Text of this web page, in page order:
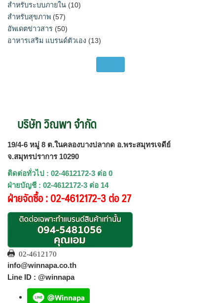
สำหรับระบบภายใน (10)
สำหรับสุขภาพ (57)
อัพเดตข่าวสาร (50)
อาหารเสริม แบรนด์ตัวเอง (13)
บริษัท วิณพา จำกัด
19/4-6 หมู่ 8 ต.ในคลองบางปลากด อ.พระสมุทรเจดีย์
จ.สมุทรปราการ 10290
ติดต่อทั่วไป : 02-4612172-3 ต่อ 0
ฝ่ายบัญชี : 02-4612172-3 ต่อ 14
ฝ่ายจัดซื้อ : 02-4612172-3 ต่อ 27
02-4612170
info@winnapa.co.th
Line ID : @winnapa